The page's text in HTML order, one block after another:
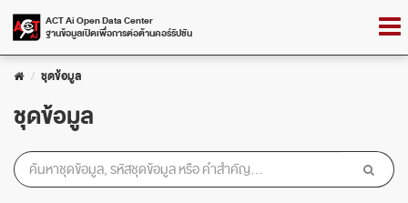
Skip
ACT Ai Open Data Center
ฐานข้อมูลเปิดเพื่อการต่อต้านคอร์รัปชัน
ชุดข้อมูล
ชุดข้อมูล